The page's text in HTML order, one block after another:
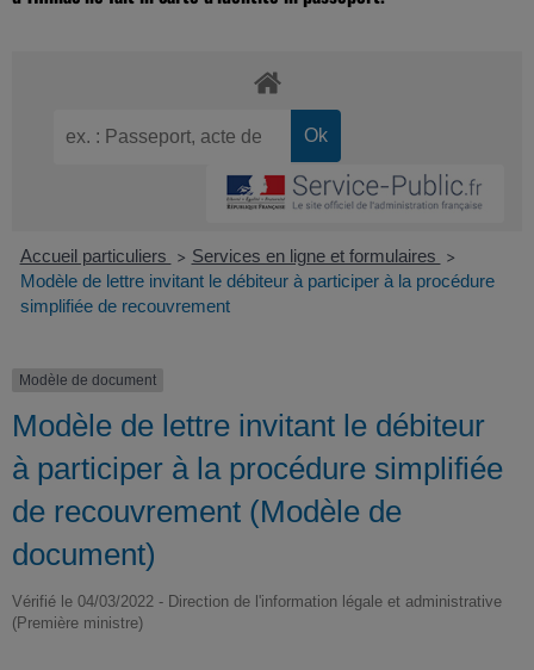
Accueil particuliers > Services en ligne et formulaires >
Modèle de lettre invitant le débiteur à participer à la procédure
simplifiée de recouvrement
Modèle de document
Modèle de lettre invitant le débiteur
à participer à la procédure simplifiée
de recouvrement (Modèle de
document)
Vérifié le 04/03/2022 - Direction de l'information légale et administrative
(Première ministre)